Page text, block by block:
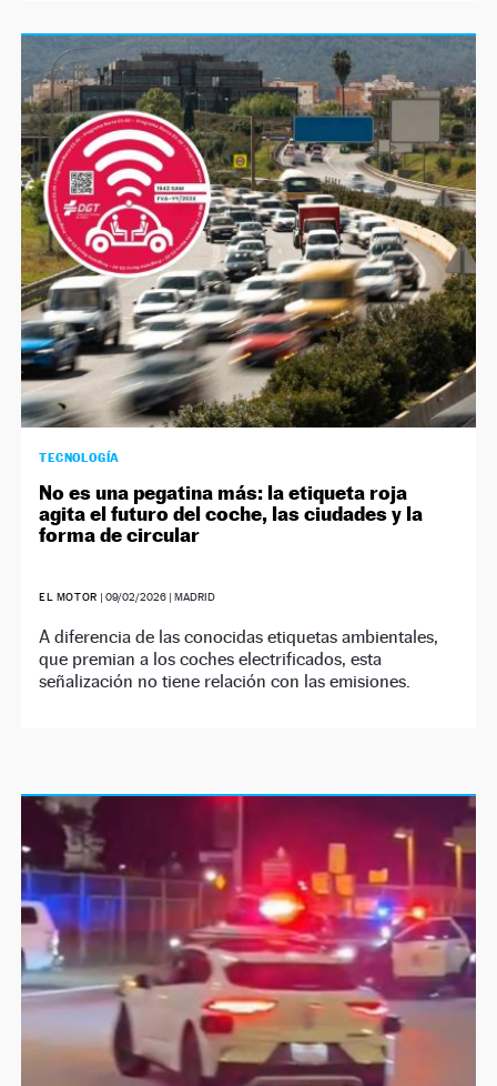
TECNOLOGÍA
No es una pegatina más: la etiqueta roja
agita el futuro del coche, las ciudades y la
forma de circular
EL MOTOR | 09/02/2026| MADRID
A diferencia de las conocidas etiquetas ambientales,
que premian a los coches electrificados, esta
señalización no tiene relación con las emisiones.